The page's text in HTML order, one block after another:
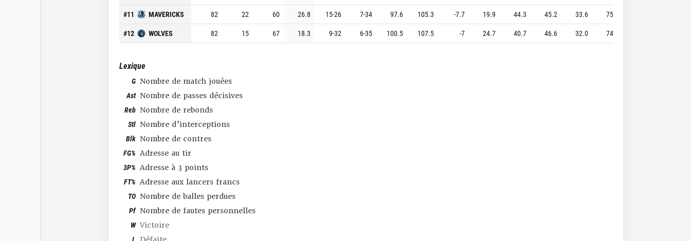
#11 MAVERICKS 82 22 60 26.8 15-26 7-34 97.6 105.3 -7.7 19.9 44.3 45.2 33.6 75.0
#12 WOLVES 82 15 67 18.3 9-32 6-35 100.5 107.5 -7 24.7 40.7 46.6 32.0 74.3
Lexique
G Nombre de match jouées
Ast Nombre de passes décisives
Reb Nombre de rebonds
Stl Nombre d’interceptions
Blk Nombre de contres
FG% Adresse au tir
3P% Adresse à 3 points
FT% Adresse aux lancers francs
TO Nombre de balles perdues
Pf Nombre de fautes personnelles
W Victoire